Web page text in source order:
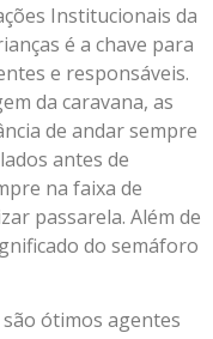
Institucionais da
é a chave para
e responsáveis.
da caravana, as
de andar sempre
antes de
na faixa de
passarela. Além de
do semáforo
ótimos agentes